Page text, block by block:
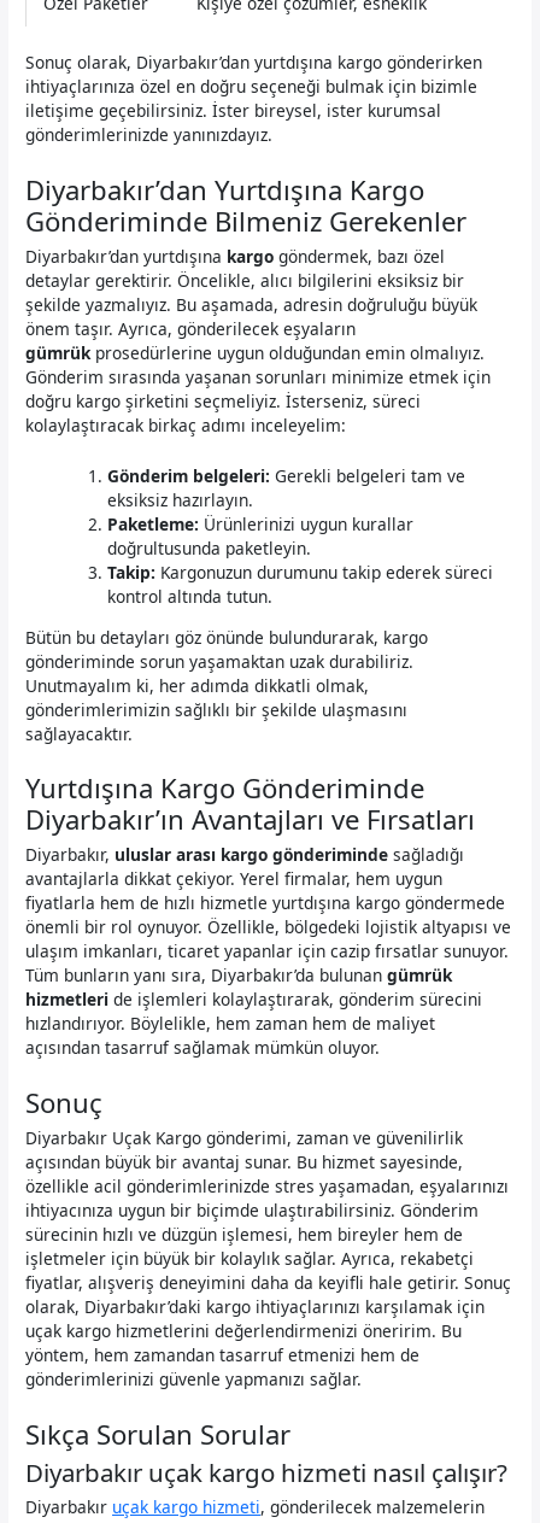
Sonuç olarak, Diyarbakır’dan yurtdışına kargo gönderirken
ihtiyaçlarınıza özel en doğru seçeneği bulmak için bizimle
iletişime geçebilirsiniz. İster bireysel, ister kurumsal
gönderimlerinizde yanınızdayız.
Diyarbakır’dan Yurtdışına Kargo
Gönderiminde Bilmeniz Gerekenler
Diyarbakır’dan yurtdışına kargo göndermek, bazı özel
detaylar gerektirir. Öncelikle, alıcı bilgilerini eksiksiz bir
şekilde yazmalıyız. Bu aşamada, adresin doğruluğu büyük
önem taşır. Ayrıca, gönderilecek eşyaların
gümrükprosedürlerine uygun olduğundan emin olmalıyız.
Gönderim sırasında yaşanan sorunları minimize etmek için
doğru kargo şirketini seçmeliyiz. İsterseniz, süreci
kolaylaştıracak birkaç adımı inceleyelim:
Gönderim belgeleri: Gerekli belgeleri tam ve
eksiksiz hazırlayın.
Paketleme: Ürünlerinizi uygun kurallar
doğrultusunda paketleyin.
Takip: Kargonuzun durumunu takip ederek süreci
kontrol altında tutun.
Bütün bu detayları göz önünde bulundurarak, kargo
gönderiminde sorun yaşamaktan uzak durabiliriz.
Unutmayalım ki, her adımda dikkatli olmak,
gönderimlerimizin sağlıklı bir şekilde ulaşmasını
sağlayacaktır.
Yurtdışına Kargo Gönderiminde
Diyarbakır’ın Avantajları ve Fırsatları
Diyarbakır, uluslar arası kargo gönderiminde sağladığı
avantajlarla dikkat çekiyor. Yerel firmalar, hem uygun
fiyatlarla hem de hızlı hizmetle yurtdışına kargo göndermede
önemli bir rol oynuyor. Özellikle, bölgedeki lojistik altyapısı ve
ulaşım imkanları, ticaret yapanlar için cazip fırsatlar sunuyor.
Tüm bunların yanı sıra, Diyarbakır’da bulunangümrük
hizmetleri de işlemleri kolaylaştırarak, gönderim sürecini
hızlandırıyor. Böylelikle, hem zaman hem de maliyet
açısından tasarruf sağlamak mümkün oluyor.
Sonuç
Diyarbakır Uçak Kargo gönderimi, zaman ve güvenilirlik
açısından büyük bir avantaj sunar. Bu hizmet sayesinde,
özellikle acil gönderimlerinizde stres yaşamadan, eşyalarınızı
ihtiyacınıza uygun bir biçimde ulaştırabilirsiniz. Gönderim
sürecinin hızlı ve düzgün işlemesi, hem bireyler hem de
işletmeler için büyük bir kolaylık sağlar. Ayrıca, rekabetçi
fiyatlar, alışveriş deneyimini daha da keyifli hale getirir. Sonuç
olarak, Diyarbakır’daki kargo ihtiyaçlarınızı karşılamak için
uçak kargo hizmetlerini değerlendirmenizi öneririm. Bu
yöntem, hem zamandan tasarruf etmenizi hem de
gönderimlerinizi güvenle yapmanızı sağlar.
Sıkça Sorulan Sorular
Diyarbakır uçak kargo hizmeti nasıl çalışır?
Diyarbakır uçak kargo hizmeti, gönderilecek malzemelerin